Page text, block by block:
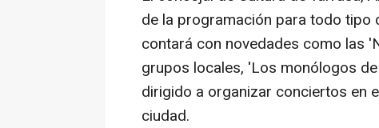
de la programación para todo tipo
contará con novedades como las
grupos locales, 'Los monólogos
dirigido a organizar conciertos en
ciudad.